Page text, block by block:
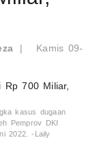
|
Kamis 09-
kasus dugaan
Pemprov DKI
2022. -Laily